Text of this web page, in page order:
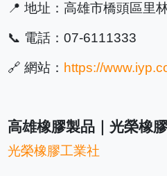
📍 地址：高雄市橋頭區里
📞 電話：07-6111333
🔗 網站： https://
高雄橡膠製品｜光榮橡
光榮橡膠工業社